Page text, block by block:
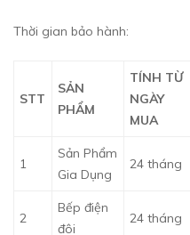
Thời gian bảo hành:
STT
SẢN
PHẨM
TÍNH TỪ
NGÀY
MUA
1
Sản Phẩm
Gia Dụng
24 tháng
2
Bếp điện
đôi
24 tháng